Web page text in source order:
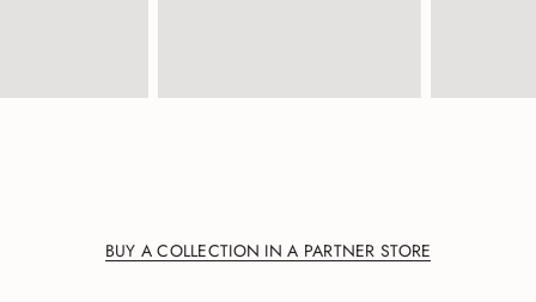
BUY A COLLECTION IN A PARTNER STORE